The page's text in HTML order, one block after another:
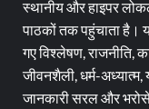
स्थानीय और हाइपर
पाठकों तक पहुंचाता है।
गए विश्लेषण, राजनीति,
जीवनशैली, धर्म-अध्यात्म,
जानकारी सरल और